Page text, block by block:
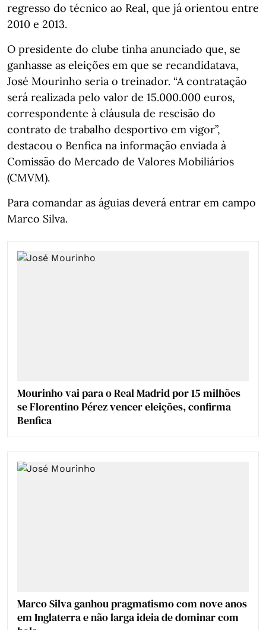
regresso do técnico ao Real, que já orientou entre
2010 e 2013.
O presidente do clube tinha anunciado que, se
ganhasse as eleições em que se recandidatava,
José Mourinho seria o treinador. “A contratação
será realizada pelo valor de 15.000.000 euros,
correspondente à cláusula de rescisão do
contrato de trabalho desportivo em vigor”,
destacou o Benfica na informação enviada à
Comissão do Mercado de Valores Mobiliários
(CMVM).
Para comandar as águias deverá entrar em campo
Marco Silva.
Mourinho vai para o Real Madrid por 15 milhões
se Florentino Pérez vencer eleições, confirma
Benfica
Marco Silva ganhou pragmatismo com nove anos
em Inglaterra e não larga ideia de dominar com